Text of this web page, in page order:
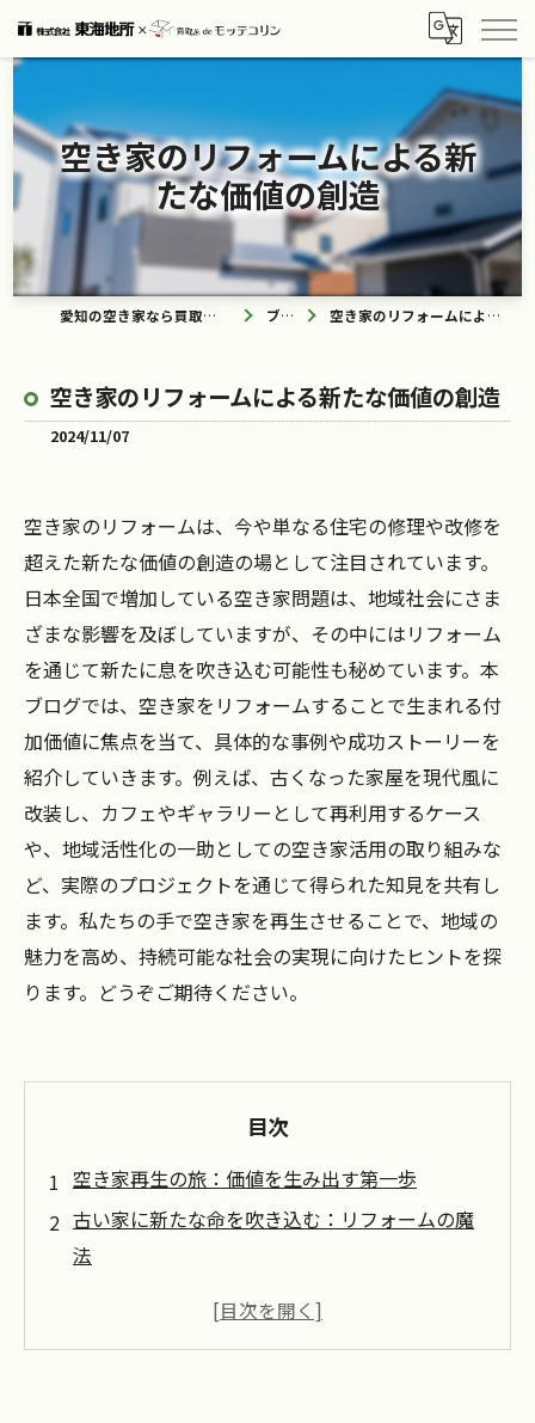
空き家のリフォームによる新
たな価値の創造
愛知の空き家なら買取ル de モッテコリン ブログ 空き家のリフォームによる新たな価値の創造
空き家のリフォームによる新たな価値の創造
2024/11/07
空き家のリフォームは、今や単なる住宅の修理や改修を
超えた新たな価値の創造の場として注目されています。
日本全国で増加している空き家問題は、地域社会にさま
ざまな影響を及ぼしていますが、その中にはリフォーム
を通じて新たに息を吹き込む可能性も秘めています。本
ブログでは、空き家をリフォームすることで生まれる付
加価値に焦点を当て、具体的な事例や成功ストーリーを
紹介していきます。例えば、古くなった家屋を現代風に
改装し、カフェやギャラリーとして再利用するケース
や、地域活性化の一助としての空き家活用の取り組みな
ど、実際のプロジェクトを通じて得られた知見を共有し
ます。私たちの手で空き家を再生させることで、地域の
魅力を高め、持続可能な社会の実現に向けたヒントを探
ります。どうぞご期待ください。
目次
空き家再生の旅：価値を生み出す第一歩
古い家に新たな命を吹き込む：リフォームの魔
法
地域と共に成長する空き家リフォームの成功事